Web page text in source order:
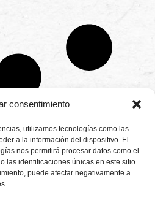
consentimiento
utilizamos tecnologías como las
a la información del dispositivo. El
nos permitirá procesar datos como el
las identificaciones únicas en este sitio.
puede afectar negativamente a
de
s/n
Moguer.
ESPAÑA.
Aviso legal
Política de
Canal de denuncias